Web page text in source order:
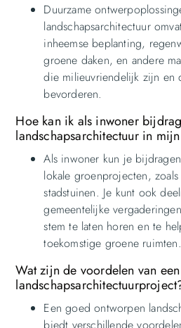
Duurzame
landschapsarchitectuur
inheemse beplanting,
groene daken, en andere
die milieuvriendelijk zijn en
bevorderen.
Hoe kan ik als inwoner
landschapsarchitectuur in
Als inwoner kun je
lokale groenprojecten,
stadstuinen. Je kunt ook
gemeentelijke
stem te laten horen en te
toekomstige groene ruimten.
Wat zijn de voordelen van
Een goed ontworpen
biedt verschillende